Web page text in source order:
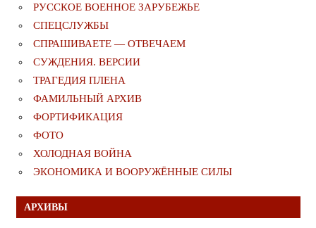
РУССКОЕ ВОЕННОЕ ЗАРУБЕЖЬЕ
СПЕЦСЛУЖБЫ
СПРАШИВАЕТЕ — ОТВЕЧАЕМ
СУЖДЕНИЯ. ВЕРСИИ
ТРАГЕДИЯ ПЛЕНА
ФАМИЛЬНЫЙ АРХИВ
ФОРТИФИКАЦИЯ
ФОТО
ХОЛОДНАЯ ВОЙНА
ЭКОНОМИКА И ВООРУЖЁННЫЕ СИЛЫ
АРХИВЫ